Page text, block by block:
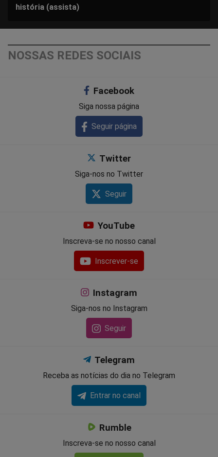
história (assista)
NOSSAS REDES SOCIAIS
Facebook
Siga nossa página
Seguir página
Twitter
Siga-nos no Twitter
Seguir
YouTube
Inscreva-se no nosso canal
Inscrever-se
Instagram
Siga-nos no Instagram
Seguir
Telegram
Receba as notícias do dia no Telegram
Entrar no canal
Rumble
Inscreva-se no nosso canal